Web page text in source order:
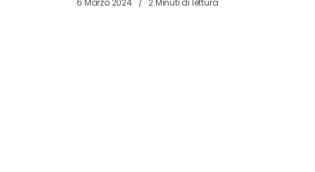
6 Marzo 2024 2 Minuti di lettura